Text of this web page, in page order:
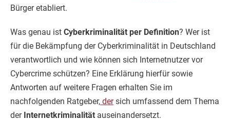
Bürger etabliert.
Was genau ist Cyberkriminalität per Definition? Wer ist
für die Bekämpfung der Cyberkriminalität in Deutschland
verantwortlich und wie können sich Internetnutzer vor
Cybercrime schützen? Eine Erklärung hierfür sowie
Antworten auf weitere Fragen erhalten Sie im
nachfolgenden Ratgeber, dersich umfassend dem Thema
der Internetkriminalität auseinandersetzt.